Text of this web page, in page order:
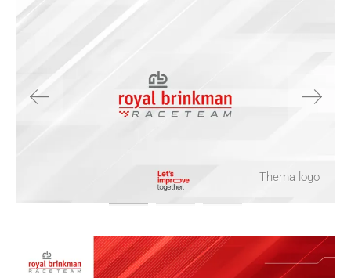
Thema logo